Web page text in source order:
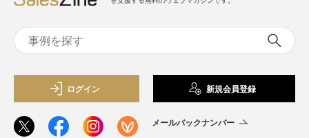
ログイン 新規会員登録
メールバックナンバー